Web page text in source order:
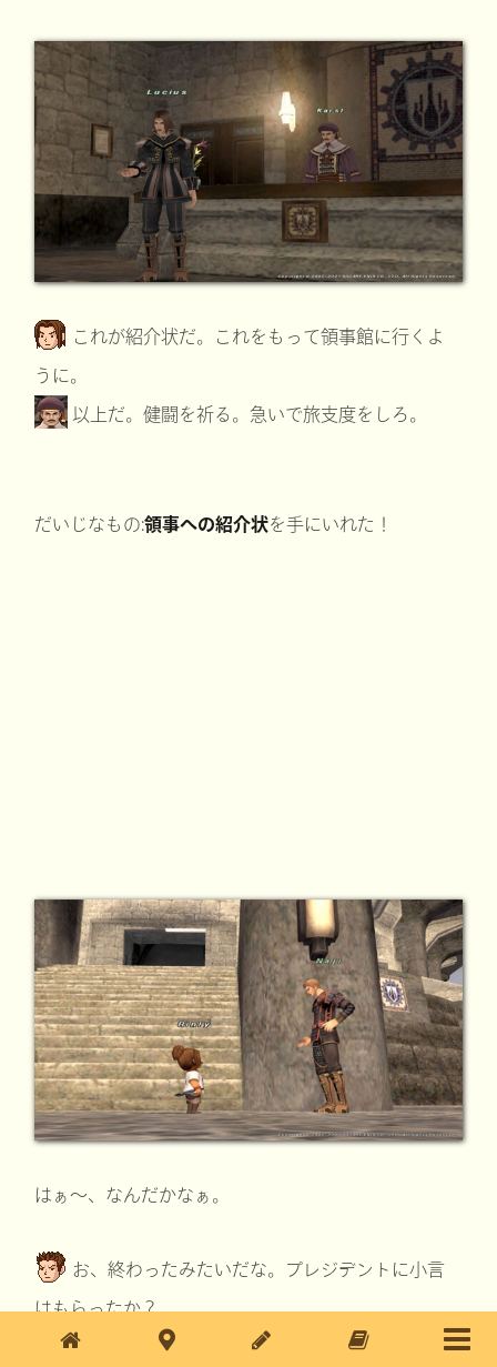
これが紹介状だ。これをもって領事館に行くよ
うに。
以上だ。健闘を祈る。急いで旅支度をしろ。
だいじなもの:領事への紹介状を手にいれた！
はぁ～、なんだかなぁ。
お、終わったみたいだな。プレジデントに小言
はもらったか？
貰ってはないけど…。